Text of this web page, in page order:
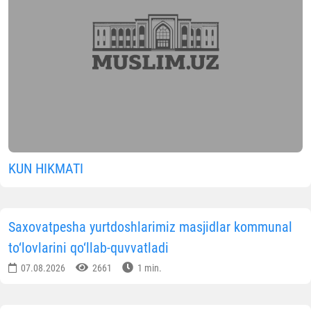
KUN HIKMATI
Saxovatpesha yurtdoshlarimiz masjidlar kommunal
to‘lovlarini qo‘llab-quvvatladi
07.08.2026 2661 1 min.